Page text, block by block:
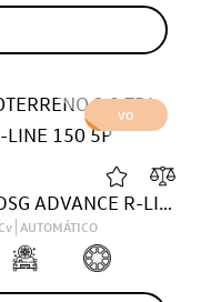
VO
TODOTERRENO 2.0 TDI 110KW DSG ADVANCE R-LINE 150 5P
Cv AUTOMÁTICO